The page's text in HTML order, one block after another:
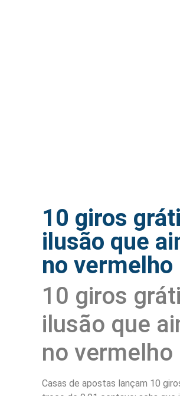
10 giros
ilusão que
no vermelho
10 giros
ilusão que
no vermelho
Casas de apostas lançam 10